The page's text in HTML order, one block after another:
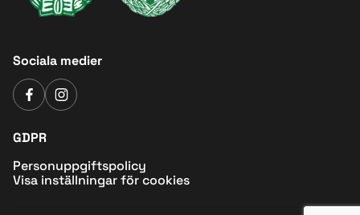
Sociala medier
GDPR
Personuppgiftspolicy
Visa inställningar för cookies